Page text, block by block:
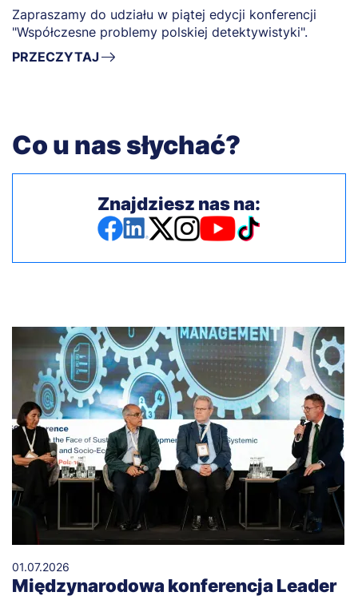
Zapraszamy do udziału w piątej edycji konferencji
"Współczesne problemy polskiej detektywistyki".
PRZECZYTAJ
Co u nas słychać?
Znajdziesz nas na:
01.07.2026
Międzynarodowa konferencja Leader